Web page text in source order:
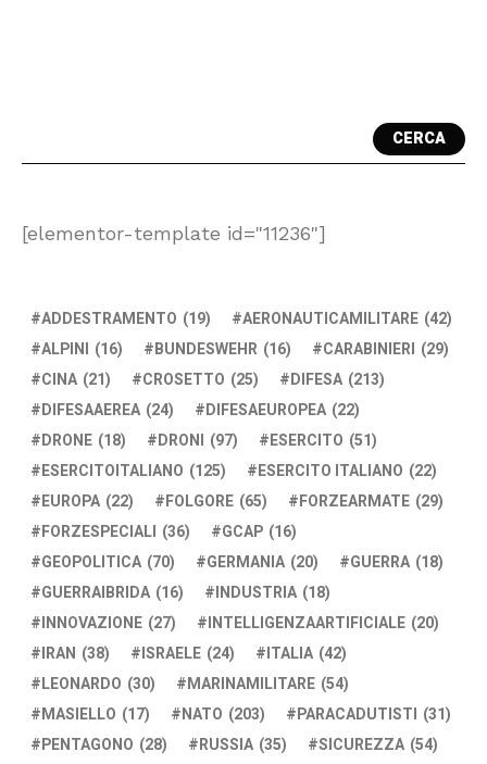
CERCA
[elementor-template id="11236"]
ADDESTRAMENTO (19) AERONAUTICAMILITARE (42)
ALPINI (16) BUNDESWEHR (16) CARABINIERI (29)
CINA (21) CROSETTO (25) DIFESA (213)
DIFESAAEREA (24) DIFESAEUROPEA (22)
DRONE (18) DRONI (97) ESERCITO (51)
ESERCITOITALIANO (125) ESERCITO ITALIANO (22)
EUROPA (22) FOLGORE (65) FORZEARMATE (29)
FORZESPECIALI (36) GCAP (16)
GEOPOLITICA (70) GERMANIA (20) GUERRA (18)
GUERRAIBRIDA (16) INDUSTRIA (18)
INNOVAZIONE (27) INTELLIGENZAARTIFICIALE (20)
IRAN (38) ISRAELE (24) ITALIA (42)
LEONARDO (30) MARINAMILITARE (54)
MASIELLO (17) NATO (203) PARACADUTISTI (31)
PENTAGONO (28) RUSSIA (35) SICUREZZA (54)